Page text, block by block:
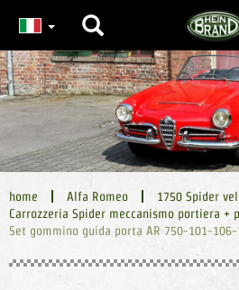
home Alfa Romeo
1750 Spider
Carrozzeria Spider meccanismo portiera +
Set gommino guida porta AR 750-101-